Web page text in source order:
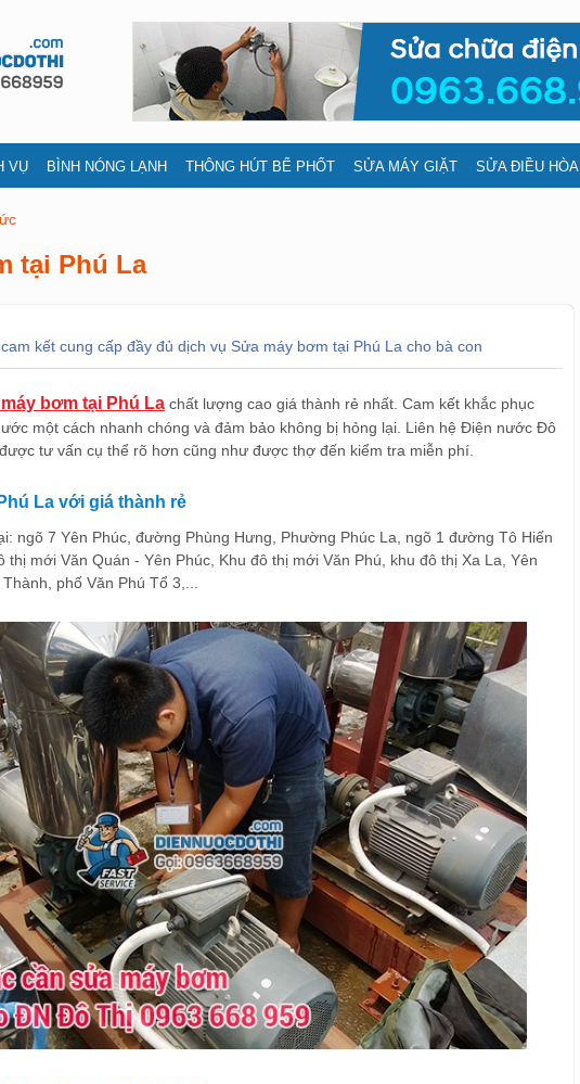
VỤ BÌNH NÓNG LẠNH THÔNG HÚT BỂ PHỐT SỬA MÁY GIẶT SỬA ĐIỀU HÒA
tại Phú La
kết cung cấp đầy đủ dịch vụ Sửa máy bơm tại Phú La cho bà con
bơm tại Phú La chất lượng cao giá thành rẻ nhất. Cam kết khắc phục
một cách nhanh chóng và đảm bảo không bị hỏng lại. Liên hệ Điện nước Đô
tư vấn cụ thể rõ hơn cũng như được thợ đến kiểm tra miễn phí.
La với giá thành rẻ
ngõ 7 Yên Phúc, đường Phùng Hưng, Phường Phúc La, ngõ 1 đường Tô Hiến
thị mới Văn Quán - Yên Phúc, Khu đô thị mới Văn Phú, khu đô thị Xa La, Yên
phố Văn Phú Tổ 3,...